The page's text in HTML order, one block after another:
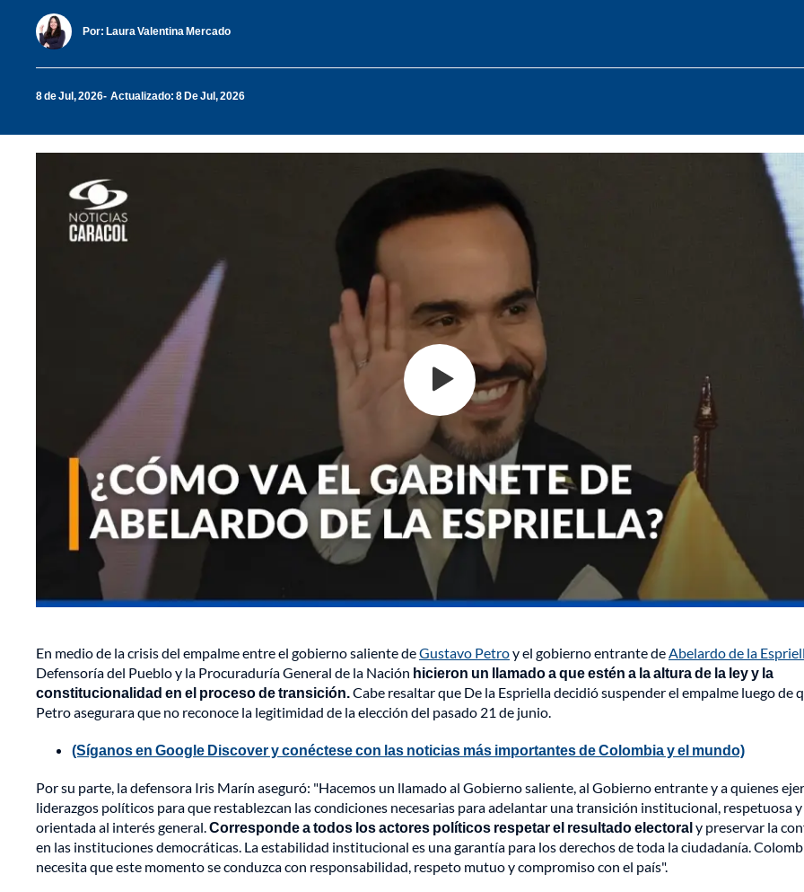
Por: Laura Valentina Mercado
8 de Jul, 2026 Actualizado: 8 De Jul, 2026
En medio de la crisis del empalme entre el gobierno saliente deGustavo Petroy el gobierno entrante deAbelardo de la
Defensoría del Pueblo y la Procuraduría General de la Nación hicieron un llamado a que estén a la altura de la ley y la
constitucionalidad en el proceso de transición.Cabe resaltar que De la Espriella decidió suspender el empalme luego de
Petro asegurara que no reconoce la legitimidad de la elección del pasado 21 de junio.
(Síganos en Google Discover y conéctese con las noticias más importantes de Colombia y el mundo)
Por su parte, la defensora Iris Marín aseguró: "Hacemos un llamado al Gobierno saliente, al Gobierno entrante y a quienes
liderazgos políticos para que restablezcan las condiciones necesarias para adelantar una transición institucional, respetuosa y
orientada al interés general.Corresponde a todos los actores políticos respetar el resultado electoraly preservar la
en las instituciones democráticas. La estabilidad institucional es una garantía para los derechos de toda la ciudadanía.
necesita que este momento se conduzca con responsabilidad, respeto mutuo y compromiso con el país".